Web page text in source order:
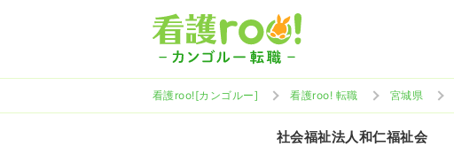
看護roo![カンゴルー] 看護roo! 転職 宮城県
社会福祉法人和仁福祉会